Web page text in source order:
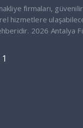
firmaları,
hizmetlere
2026 Antalya